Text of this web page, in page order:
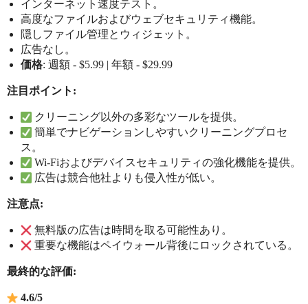
インターネット速度テスト。
高度なファイルおよびウェブセキュリティ機能。
隠しファイル管理とウィジェット。
広告なし。
価格: 週額 - $5.99 | 年額 - $29.99
注目ポイント:
クリーニング以外の多彩なツールを提供。
簡単でナビゲーションしやすいクリーニングプロセ
ス。
Wi-Fiおよびデバイスセキュリティの強化機能を提供。
広告は競合他社よりも侵入性が低い。
注意点:
無料版の広告は時間を取る可能性あり。
重要な機能はペイウォール背後にロックされている。
最終的な評価:
4.6/5